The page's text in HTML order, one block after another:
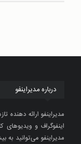
درباره مدیراینفو
مدیراینفو ارائه دهنده
اینفوگراف و